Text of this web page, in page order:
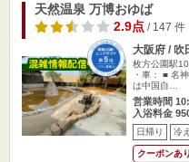
天然温泉 万博おゆば
2.9点/ 147 件
大阪府 / 吹
枚方公園駅
・車： ■ 名
は中国自…
営業時間
入浴料金
日帰り 冷
クーポンあり